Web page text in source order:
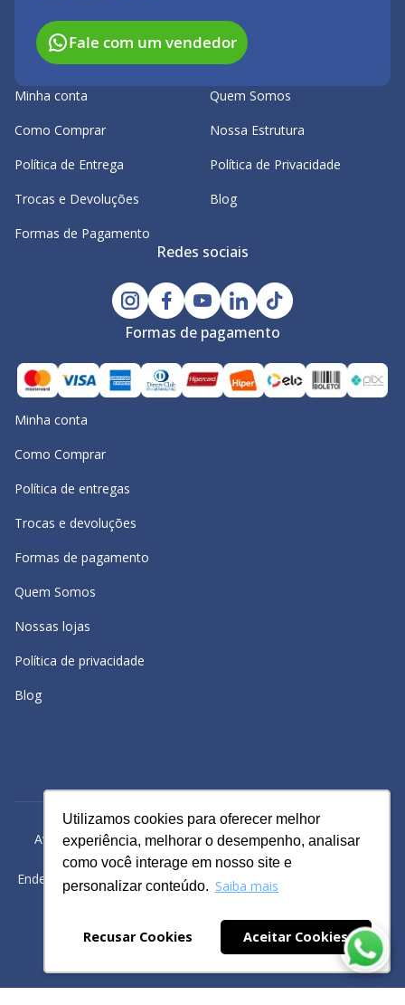
Utilizamos cookies para oferecer melhor
experiência, melhorar o desempenho, analisar
como você interage em nosso site e
personalizar conteúdo. Saiba mais
Recusar Cookies Aceitar Cookies
Utilizamos cookies para oferecer melhor
experiência, melhorar o desempenho, analisar
como você interage em nosso site e
personalizar conteúdo. Saiba mais
Recusar Cookies Aceitar Cookies
Fale com um vendedor
Minha conta
Como Comprar
Política de Entrega
Trocas e Devoluções
Formas de Pagamento
Quem Somos
Nossa Estrutura
Política de Privacidade
Blog
Redes sociais
Formas de pagamento
Minha conta
Como Comprar
Política de entregas
Trocas e devoluções
Formas de pagamento
Quem Somos
Nossas lojas
Política de privacidade
Blog
Avacy Distribuidora e Comércio de Calçados Ltda | CNPJ:
61.234.829/0001-43
Endereço: Rua Gomes Cardim, 235, Bairro: Brás, São Paulo -SP